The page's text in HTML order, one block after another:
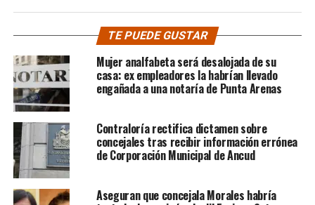
TE PUEDE GUSTAR
Mujer analfabeta será desalojada de su
casa: ex empleadores la habrían llevado
engañada a una notaría de Punta Arenas
Contraloría rectifica dictamen sobre
concejales tras recibir información errónea
de Corporación Municipal de Ancud
Aseguran que concejala Morales habría